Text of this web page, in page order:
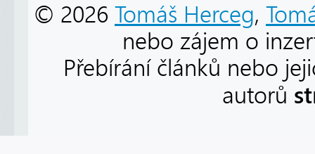
© 2026 Tomáš Herceg,
nebo zájem o
Přebírání článků nebo
autorů